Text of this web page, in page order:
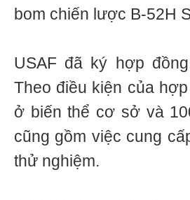
bom chiến lược B-52H
USAF đã ký hợp
Theo điều kiện của
ở biến thể cơ sở và
cũng gồm việc cung
thử nghiệm.